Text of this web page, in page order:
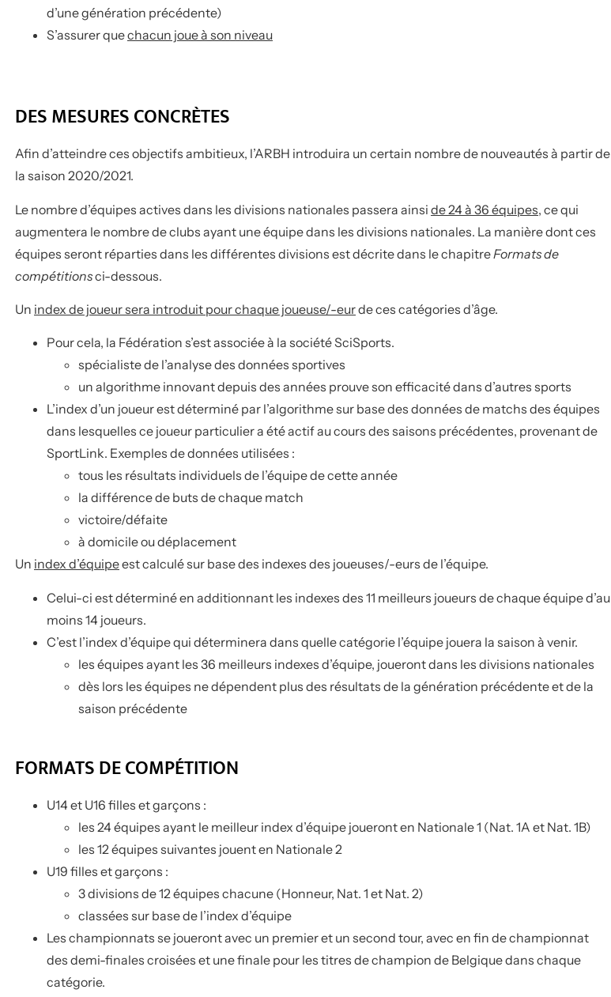
d’une génération précédente)
S’assurer quechacun joue à son niveau
DES MESURES CONCRÈTES
Afin d’atteindre ces objectifs ambitieux, l’ARBH introduira un certain nombre de nouveautés à partir de
la saison 2020/2021.
Le nombre d’équipes actives dans les divisions nationales passera ainsi de 24 à 36 équipes, ce qui
augmentera le nombre de clubs ayant une équipe dans les divisions nationales. La manière dont ces
équipes seront réparties dans les différentes divisions est décrite dans le chapitreFormats de
compétitionsci-dessous.
Un index de joueur sera introduit pour chaque joueuse/-eurde ces catégories d’âge.
Pour cela, la Fédération s’est associée à la société SciSports.
spécialiste de l’analyse des données sportives
un algorithme innovant depuis des années prouve son efficacité dans d’autres sports
L’index d’un joueur est déterminé par l’algorithme sur base des données de matchs des équipes
dans lesquelles ce joueur particulier a été actif au cours des saisons précédentes, provenant de
SportLink. Exemples de données utilisées :
tous les résultats individuels de l’équipe de cette année
la différence de buts de chaque match
victoire/défaite
à domicile ou déplacement
Un index d’équipeest calculé sur base des indexes des joueuses/-eurs de l’équipe.
Celui-ci est déterminé en additionnant les indexes des 11 meilleurs joueurs de chaque équipe d’au
moins 14 joueurs.
C’est l’index d’équipe qui déterminera dans quelle catégorie l’équipe jouera la saison à venir.
les équipes ayant les 36 meilleurs indexes d’équipe, joueront dans les divisions nationales
dès lors les équipes ne dépendent plus des résultats de la génération précédente et de la
saison précédente
FORMATS DE COMPÉTITION
U14 et U16 filles et garçons :
les 24 équipes ayant le meilleur index d’équipe joueront en Nationale 1 (Nat. 1A et Nat. 1B)
les 12 équipes suivantes jouent en Nationale 2
U19 filles et garçons :
3 divisions de 12 équipes chacune (Honneur, Nat. 1 et Nat. 2)
classées sur base de l’index d’équipe
Les championnats se joueront avec un premier et un second tour, avec en fin de championnat
des demi-finales croisées et une finale pour les titres de champion de Belgique dans chaque
catégorie.